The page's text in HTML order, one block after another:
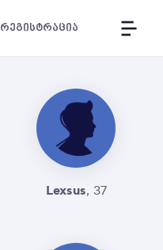
რეგისტრაცია
Lexsus, 37